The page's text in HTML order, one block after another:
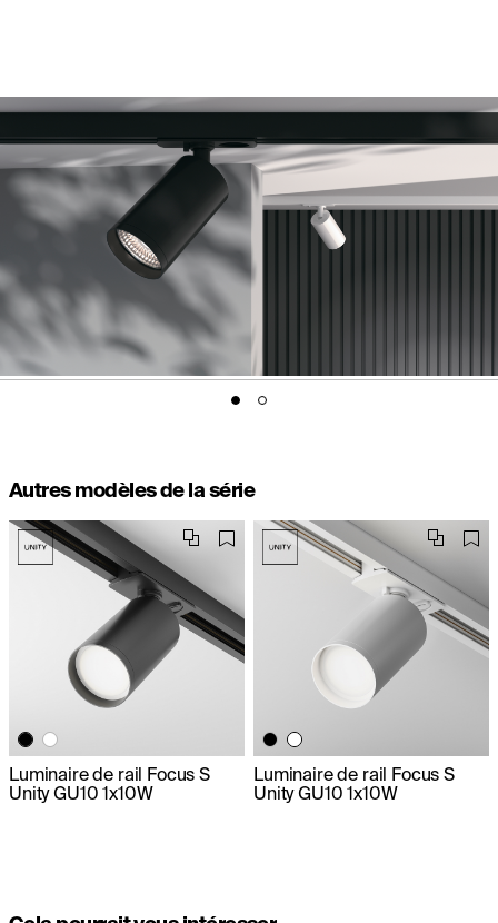
Autres modèles de la série
Luminaire de rail Focus S
Unity GU10 1x10W
Luminaire de rail Focus S
Unity GU10 1x10W